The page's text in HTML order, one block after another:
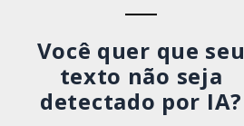
Você quer que seu
texto não seja
detectado por IA?